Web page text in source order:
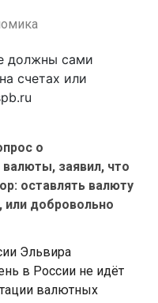
о
заявил, что
оставлять валюту
или добровольно
Эльвира
в России не идёт
валютных